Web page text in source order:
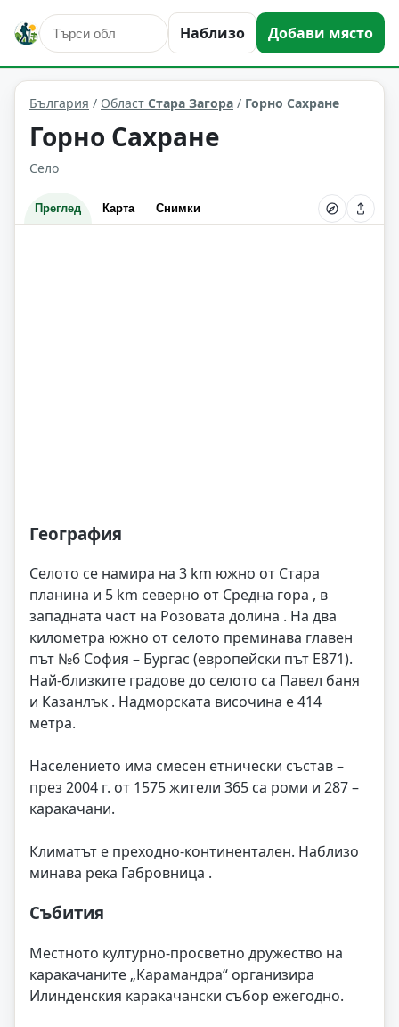
Наблизо Добави място
Горно Сахране Област: Стара Загора
България / Област Стара Загора / Горно Сахране
Горно Сахране
Село
Преглед Карта Снимки
География
Селото се намира на 3 km южно от Стара
планина и 5 km северно от Средна гора , в
западната част на Розовата долина . На два
километра южно от селото преминава главен
път №6 София – Бургас (европейски път E871).
Най-близките градове до селото са Павел баня
и Казанлък . Надморската височина е 414
метра.
Населението има смесен етнически състав –
през 2004 г. от 1575 жители 365 са роми и 287 –
каракачани.
Климатът е преходно-континентален. Наблизо
минава река Габровница .
Събития
Местното културно-просветно дружество на
каракачаните „Карамандра“ организира
Илинденския каракачански събор ежегодно.